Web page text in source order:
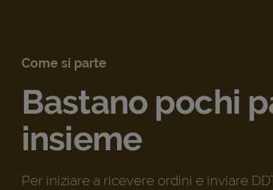
Come si parte
Bastano pochi
insieme
Per iniziare a ricevere ordini e inviare